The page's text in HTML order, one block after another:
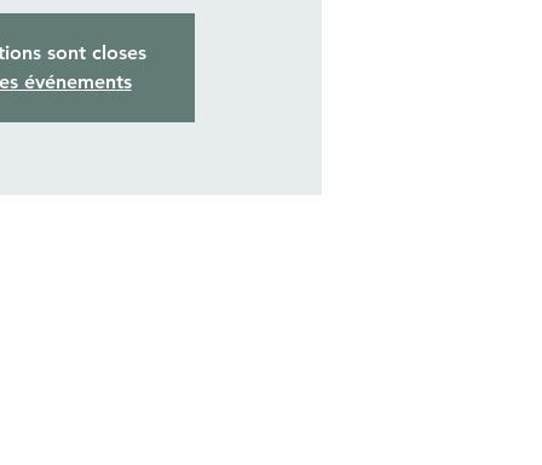
sont closes
événements